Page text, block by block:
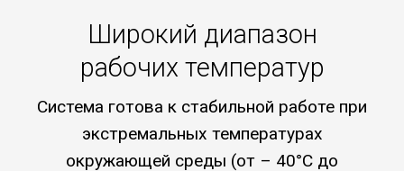
Широкий диапазон
рабочих температур
Система готова к стабильной работе при
экстремальных температурах
окружающей среды (от – 40°C до